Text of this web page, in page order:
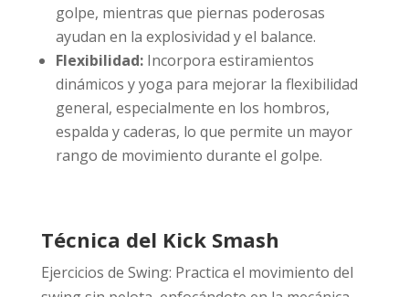
golpe, mientras que piernas poderosas
ayudan en la explosividad y el balance.
Flexibilidad:Incorpora estiramientos
dinámicos y yoga para mejorar la flexibilidad
general, especialmente en los hombros,
espalda y caderas, lo que permite un mayor
rango de movimiento durante el golpe.
Técnica del Kick Smash
Ejercicios de Swing: Practica el movimiento del